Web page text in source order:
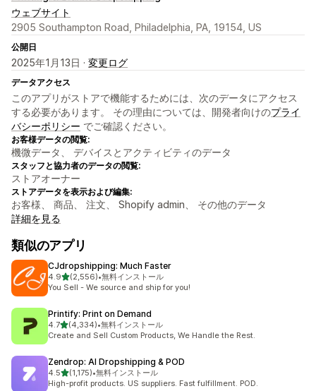
ウェブサイト
2905 Southampton Road, Philadelphia, PA, 19154, US
公開日
2025年1月13日 · 変更ログ
データアクセス
このアプリがストアで機能するためには、次のデータにアクセス
する必要があります。 その理由については、開発者向けのプライ
バシーポリシー でご確認ください。
お客様データの閲覧:
機微データ、 デバイスとアクティビティのデータ
スタッフと協力者のデータの閲覧:
ストアオーナー
ストアデータを表示および編集:
お客様、 商品、 注文、 Shopify admin、 その他のデータ
詳細を見る
類似のアプリ
CJdropshipping: Much Faster
4.95つ星中
(2,556)
合計レビュー数：2556件
•無料インストール
You Sell - We source and ship for you!
Printify: Print on Demand
4.75つ星中
(4,334)
合計レビュー数：4334件
•無料インストール
Create and Sell Custom Products, We Handle the Rest.
Zendrop: AI Dropshipping & POD
4.55つ星中
(1,175)
合計レビュー数：1175件
•無料インストール
High-profit products. US suppliers. Fast fulfillment. POD.